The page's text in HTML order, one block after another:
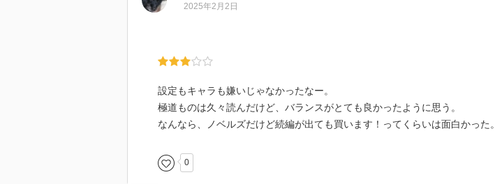
2025年2月2日
設定もキャラも嫌いじゃなかったなー。
極道ものは久々読んだけど、バランスがとても良かったように思う。
なんなら、ノベルズだけど続編が出ても買います！ってくらいは面白かった。
0